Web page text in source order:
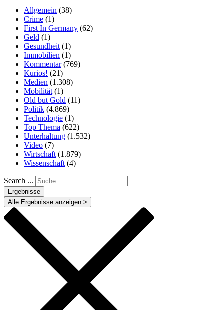
Allgemein (38)
Crime (1)
First In Germany (62)
Geld (1)
Gesundheit (1)
Immobilien (1)
Kommentar(769)
Kurios! (21)
Medien (1.308)
Mobilität (1)
Old but Gold (11)
Politik (4.869)
Technologie (1)
Top Thema (622)
Unterhaltung (1.532)
Video (7)
Wirtschaft (1.879)
Wissenschaft (4)
Search ...
Ergebnisse
Alle Ergebnisse anzeigen >